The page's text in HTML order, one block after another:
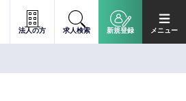
法人の方 求人検索 新規登録 メニュー